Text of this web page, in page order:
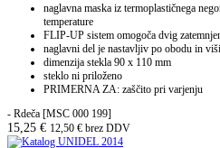
naglavna maska iz termoplastičnega
temperature
FLIP-UP sistem omogoča dvig
naglavni del je nastavljiv po obodu in
dimenzija stekla 90 x 110 mm
steklo ni priloženo
PRIMERNA ZA: zaščito pri varjenju
- Rdeča [MSC 000 199]
15,25 € 12,50 € brez DDV